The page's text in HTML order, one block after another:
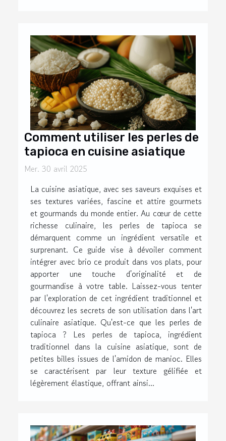
Comment utiliser les perles de
tapioca en cuisine asiatique
Mer. 30 avril 2025
La cuisine asiatique, avec ses saveurs exquises et
ses textures variées, fascine et attire gourmets
et gourmands du monde entier. Au cœur de cette
richesse culinaire, les perles de tapioca se
démarquent comme un ingrédient versatile et
surprenant. Ce guide vise à dévoiler comment
intégrer avec brio ce produit dans vos plats, pour
apporter une touche d'originalité et de
gourmandise à votre table. Laissez-vous tenter
par l'exploration de cet ingrédient traditionnel et
découvrez les secrets de son utilisation dans l'art
culinaire asiatique. Qu'est-ce que les perles de
tapioca ? Les perles de tapioca, ingrédient
traditionnel dans la cuisine asiatique, sont de
petites billes issues de l'amidon de manioc. Elles
se caractérisent par leur texture gélifiée et
légèrement élastique, offrant ainsi...